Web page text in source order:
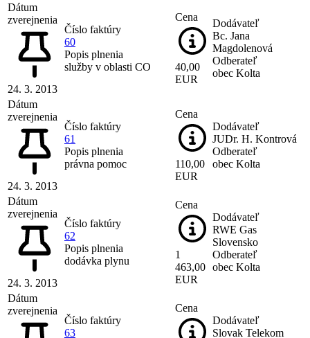
Dátum
zverejnenia
24. 3. 2013
Číslo faktúry
60
Popis plnenia
služby v oblasti CO
Cena
40,00
EUR
Dodávateľ
Bc. Jana
Magdolenová
Odberateľ
obec Kolta
Dátum
zverejnenia
24. 3. 2013
Číslo faktúry
61
Popis plnenia
právna pomoc
Cena
110,00
EUR
Dodávateľ
JUDr. H. Kontrová
Odberateľ
obec Kolta
Dátum
zverejnenia
24. 3. 2013
Číslo faktúry
62
Popis plnenia
dodávka plynu
Cena
1
463,00
EUR
Dodávateľ
RWE Gas
Slovensko
Odberateľ
obec Kolta
Dátum
zverejnenia
Číslo faktúry
63
Cena
Dodávateľ
Slovak Telekom